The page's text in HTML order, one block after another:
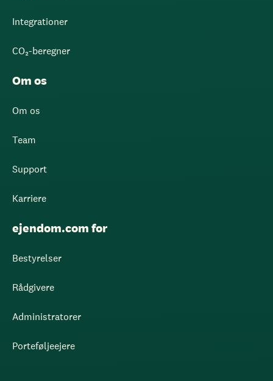
Integrationer
CO₂-beregner
Om os
Om os
Team
Support
Karriere
ejendom.com for
Bestyrelser
Rådgivere
Administratorer
Porteføljeejere